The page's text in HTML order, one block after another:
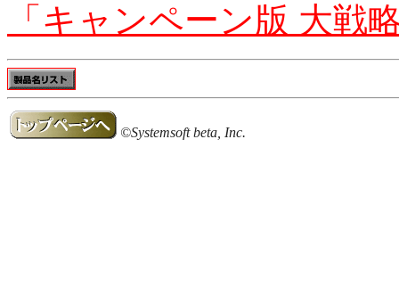
「キャンペーン版 大戦
©Systemsoft beta, Inc.